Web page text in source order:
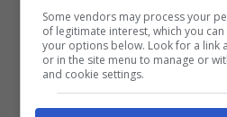
Gli ultimi
Carta
Some vendors may process your
of legitimate interest, which you
your options below. Look for a link
or in the site menu to manage or
and cookie settings.